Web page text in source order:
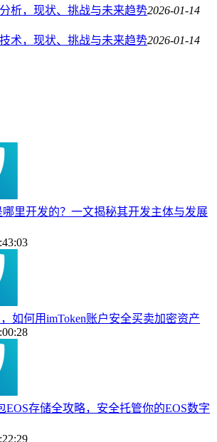
析，现状、挑战与未来趋势2026-01-14
术，现状、挑战与未来趋势2026-01-14
哪里开发的？一文揭秘其开发主体与发展
如何用imToken账户安全买卖加密资产
EOS存储全攻略，安全托管你的EOS数字